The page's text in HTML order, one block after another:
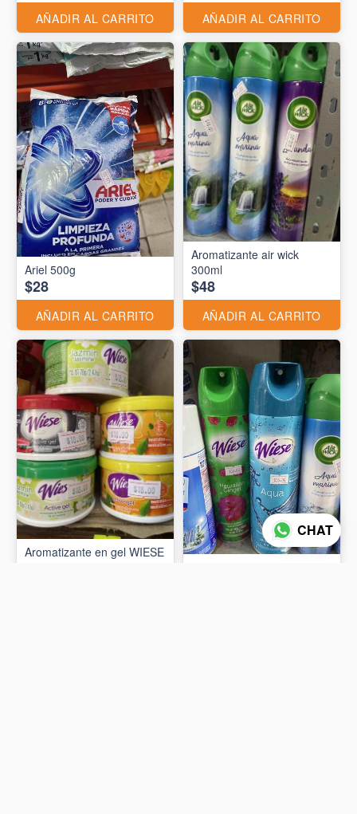
AÑADIR AL CARRITO AÑADIR AL CARRITO
Ariel 500g
$28
AÑADIR AL CARRITO
Aromatizante air wick
300ml
$48
AÑADIR AL CARRITO
Aromatizante en gel WIESE
CHAT